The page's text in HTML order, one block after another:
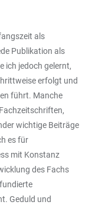
als
Publikation als
ich jedoch gelernt,
erfolgt und
führt. Manche
wichtige Beiträge
es für
mit Konstanz
des Fachs
Geduld und